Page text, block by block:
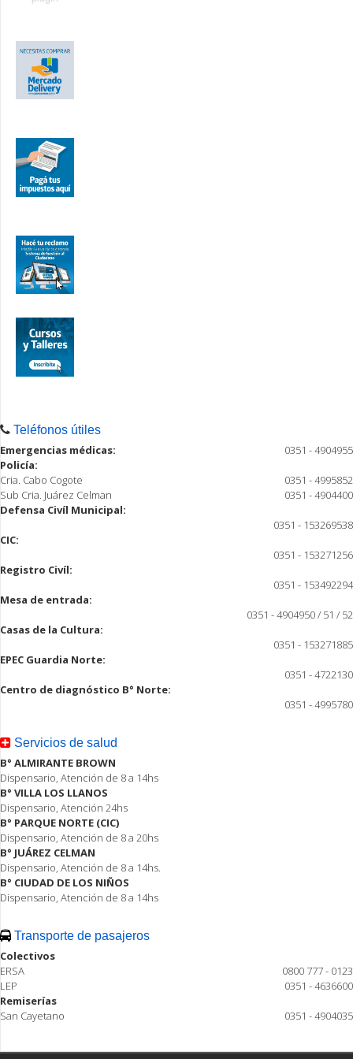
Teléfonos útiles
Emergencias médicas:
0351 - 4904955
Policía:
Cria. Cabo Cogote
0351 - 4995852
Sub Cria. Juárez Celman
0351 - 4904400
Defensa Civíl Municipal:
0351 - 153269538
CIC:
0351 - 153271256
Registro Civíl:
0351 - 153492294
Mesa de entrada:
0351 - 4904950 / 51 / 52
Casas de la Cultura:
0351 - 153271885
EPEC Guardia Norte:
0351 - 4722130
Centro de diagnóstico B° Norte:
0351 - 4995780
Servicios de salud
B° ALMIRANTE BROWN
Dispensario, Atención de 8 a 14hs
B° VILLA LOS LLANOS
Dispensario, Atención 24hs
B° PARQUE NORTE (CIC)
Dispensario, Atención de 8 a 20hs
B° JUÁREZ CELMAN
Dispensario, Atención de 8 a 14hs.
B° CIUDAD DE LOS NIÑOS
Dispensario, Atención de 8 a 14hs
Transporte de pasajeros
Colectivos
ERSA
0800 777 - 0123
LEP
0351 - 4636600
Remiserías
San Cayetano
0351 - 4904035